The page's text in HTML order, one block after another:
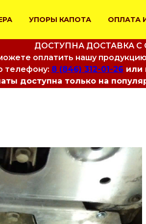
УПОРЫ КАПОТА ОПЛАТА
ДОСТУПНА ДОСТАВКА
оплатить нашу
телефону: 8 (846) 312-01-26 или
доступна только на